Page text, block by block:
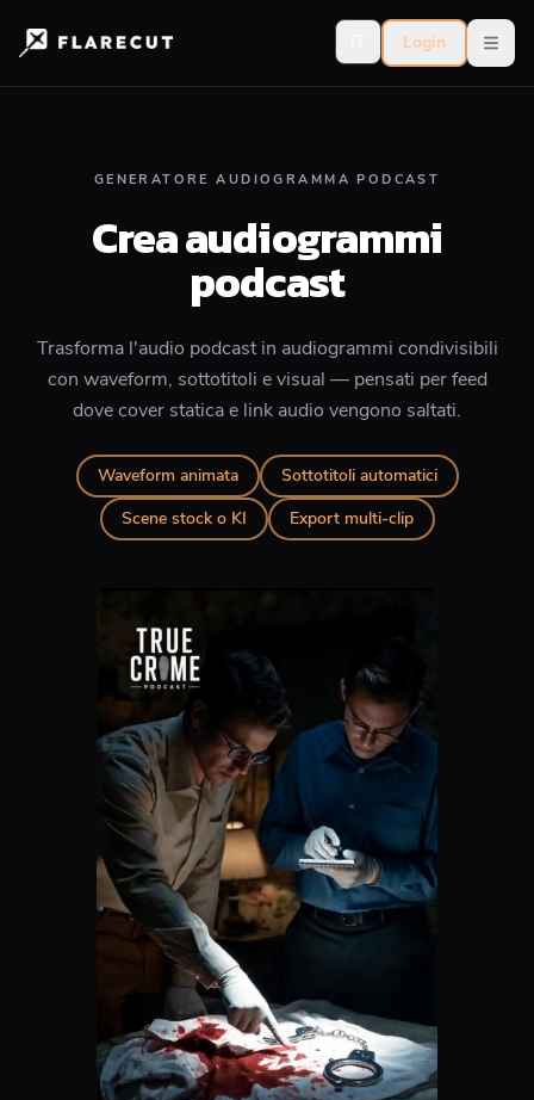
Login
GENERATORE AUDIOGRAMMA PODCAST
Crea audiogrammi
podcast
Trasforma l'audio podcast in audiogrammi condivisibili
con waveform, sottotitoli e visual — pensati per feed
dove cover statica e link audio vengono saltati.
Waveform animata
Sottotitoli automatici
Scene stock o KI
Export multi-clip